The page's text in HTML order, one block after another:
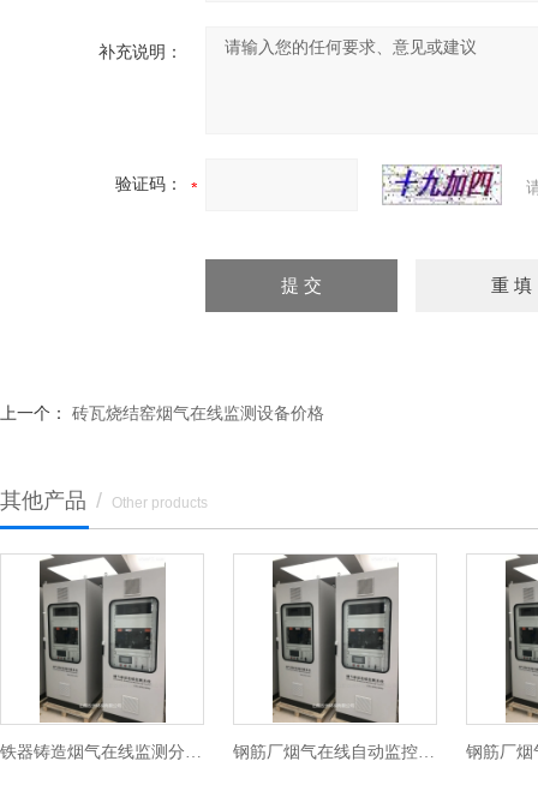
补充说明：
验证码：
上一个： 砖瓦烧结窑烟气在线监测设备价格
其他产品 / Other products
铁器铸造烟气在线监测分析系统 钢筋厂烟气在线自动监控设备